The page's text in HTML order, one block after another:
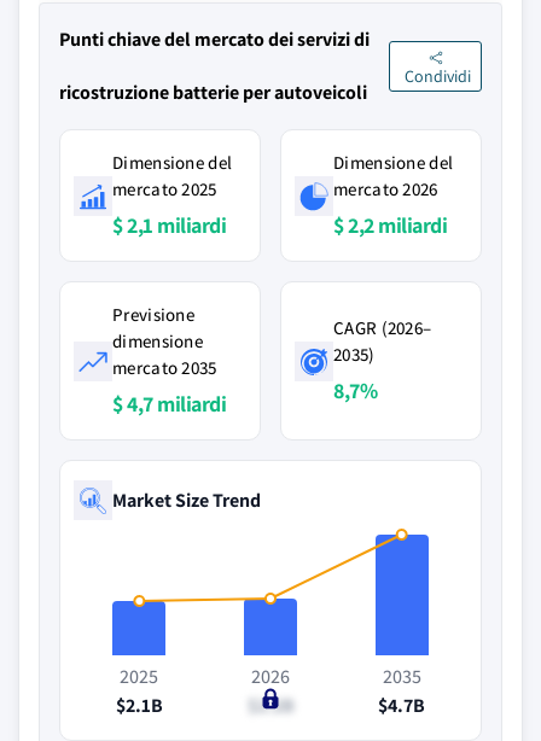
Punti chiave del mercato dei servizi di
ricostruzione batterie per autoveicoli
Condividi
Dimensione del
mercato 2025
$ 2,1 miliardi
Dimensione del
mercato 2026
$ 2,2 miliardi
Previsione
dimensione
mercato 2035
$ 4,7 miliardi
CAGR (2026–
2035)
8,7%
Market Size Trend
2025
$2.1B
2026
$2.2B
2035
$4.7B